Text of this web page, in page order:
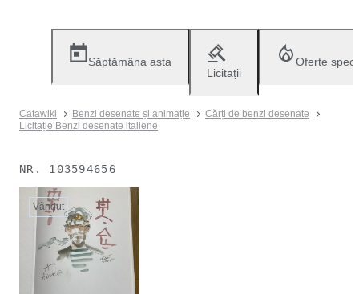
Săptămâna asta
Licitații
Oferte
Catawiki Benzi desenate și animație
Cărți de benzi desenate
Licitație Benzi desenate italiene
NR. 103594656
Vândut